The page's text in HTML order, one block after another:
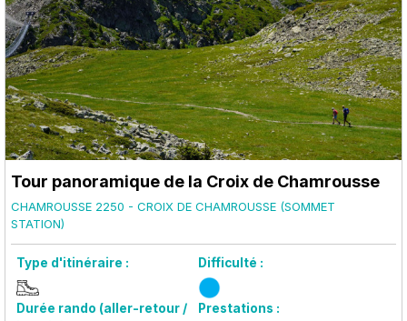
Tour panoramique de la Croix de Chamrousse
CHAMROUSSE 2250 - CROIX DE CHAMROUSSE (SOMMET
STATION)
Type d'itinéraire : Difficulté :
Durée rando (aller-retour /
Prestations :